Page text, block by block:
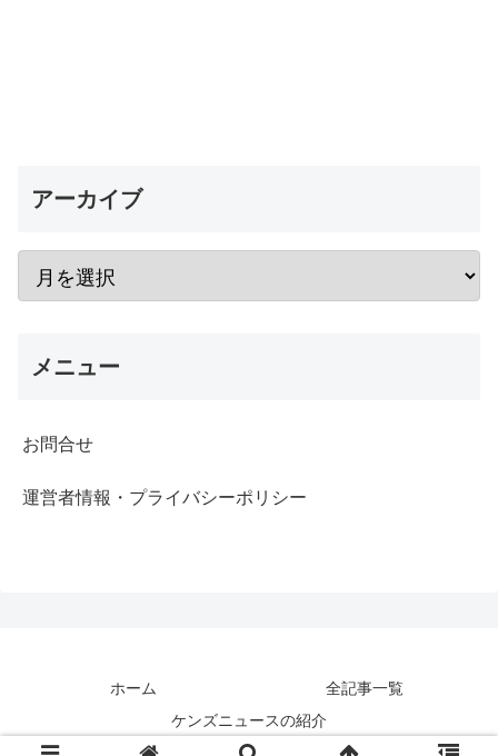
アーカイブ
メニュー
お問合せ
運営者情報・プライバシーポリシー
ホーム
全記事一覧
ケンズニュースの紹介